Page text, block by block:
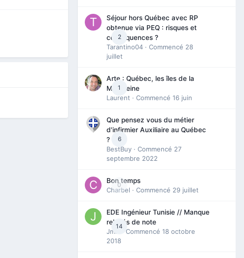
2
Séjour hors Québec avec RP
obtenue via PEQ : risques et
conséquences ?
Tarantino04 · Commencé 28
juillet
1
Arte : Québec, les îles de la
Madeleine
Laurent · Commencé 16 juin
6
Que pensez vous du métier
d'infirmier Auxiliaire au Québec
?
BestBuy · Commencé 27
septembre 2022
0
Bon temps
Charbel · Commencé 29 juillet
14
EDE Ingénieur Tunisie // Manque
relevés de note
Jmili
· Commencé 18 octobre
2018